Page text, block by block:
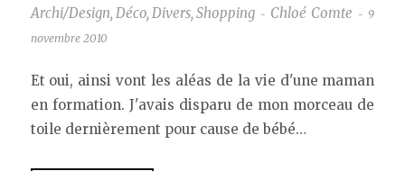
Archi/Design, Déco, Divers, Shopping - Chloé Comte - 9
novembre 2010
Et oui, ainsi vont les aléas de la vie d'une maman
en formation. J'avais disparu de mon morceau de
toile dernièrement pour cause de bébé…